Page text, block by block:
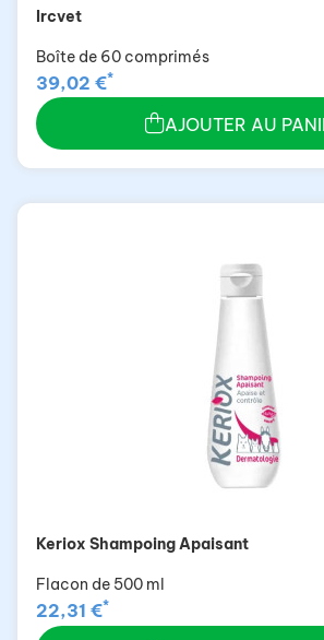
Ircvet
Boîte de 60 comprimés
39,02 €*
AJOUTER AU
Keriox Shampoing Apaisant
Flacon de 500 ml
22,31 €*